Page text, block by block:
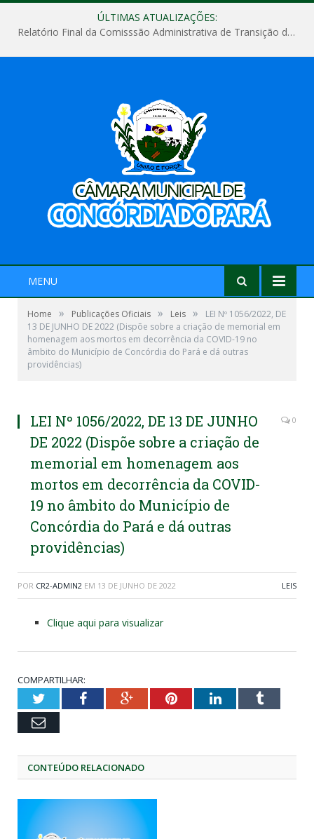
ÚLTIMAS ATUALIZAÇÕES:
Relatório Final da Comisssão Administrativa de Transição de Mandato do Poder Legislativo do Município de Concórdia do Pará
MENU
Home » Publicações Oficiais » Leis »
LEI Nº 1056/2022, DE
13 DE JUNHO DE 2022 (Dispõe sobre a criação de memorial em
homenagem aos mortos em decorrência da COVID-19 no
âmbito do Município de Concórdia do Pará e dá outras
providências)
LEI Nº 1056/2022, DE 13 DE JUNHO
DE 2022 (Dispõe sobre a criação de
memorial em homenagem aos
mortos em decorrência da COVID-
19 no âmbito do Município de
Concórdia do Pará e dá outras
providências)
0
POR CR2-ADMIN2 EM 13 DE JUNHO DE 2022 LEIS
Clique aqui para visualizar
COMPARTILHAR:
TwitterFacebookGoogle+PinterestLinkedInTumblr
Email
CONTEÚDO RELACIONADO